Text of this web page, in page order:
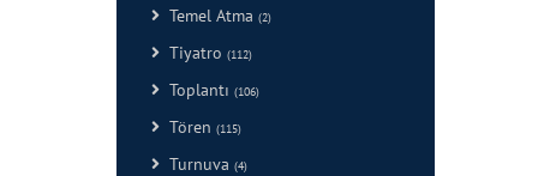
Temel Atma (2)
Tiyatro (112)
Toplantı (106)
Tören (115)
Turnuva (4)